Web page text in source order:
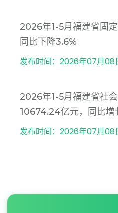
2026年1-5月福建省固
同比下降3.6%
发布时间：2026年07月08
2026年1-5月福建省社
10674.24亿元，同比增
发布时间：2026年07月08